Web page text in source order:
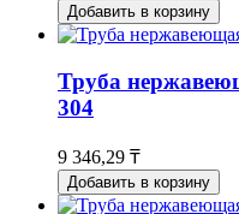
Добавить в корзину
Труба
304
9 346,29 ₸
Добавить в корзину